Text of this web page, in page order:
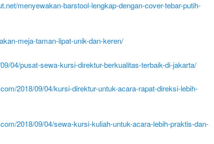
menyewakan-barstool-lengkap-dengan-cover-tebar-putih-
meja-taman-lipat-unik-dan-keren/
04/pusat-sewa-kursi-direktur-berkualitas-terbaik-di-jakarta/
2018/09/04/kursi-direktur-untuk-acara-rapat-direksi-lebih-
2018/09/04/sewa-kursi-kuliah-untuk-acara-lebih-praktis-dan-